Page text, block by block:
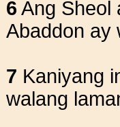
6 Ang Sheol
Abaddon ay
7 Kaniyang
walang